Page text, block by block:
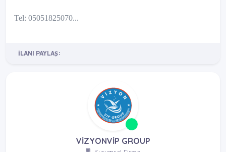
Tel: 05051825070...
İLANI PAYLAŞ:
VİZYONVİP GROUP